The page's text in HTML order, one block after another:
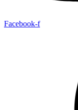
Facebook-f